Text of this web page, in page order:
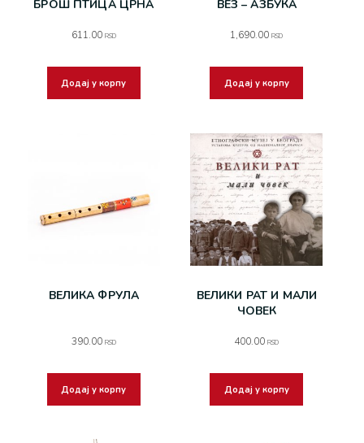
БРОШ ПТИЦА ЦРНА
611.00 RSD
Додај у корпу
ВЕЗ – АЗБУКА
1,690.00RSD
Додај у корпу
ВЕЛИКА ФРУЛА
390.00 RSD
Додај у корпу
ВЕЛИКИ РАТ И МАЛИ
ЧОВЕК
400.00RSD
Додај у корпу